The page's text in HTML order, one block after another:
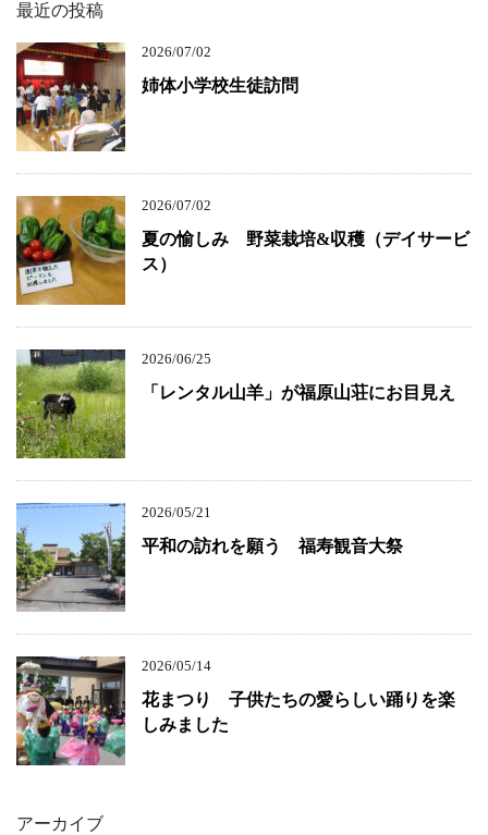
最近の投稿
2026/07/02
姉体小学校生徒訪問
2026/07/02
夏の愉しみ 野菜栽培&収穫（デイサービ
ス）
2026/06/25
「レンタル山羊」が福原山荘にお目見え
2026/05/21
平和の訪れを願う 福寿観音大祭
2026/05/14
花まつり 子供たちの愛らしい踊りを楽
しみました
アーカイブ